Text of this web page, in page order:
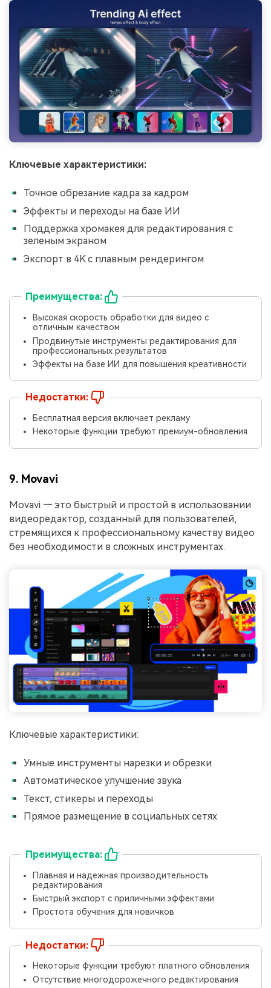
󠀰󠀰󠀰󠀰󠀰󠀰󠀰Ключевые характеристики:
Точное обрезание кадра за кадром
Эффекты и переходы на базе ИИ
Поддержка хромакея для редактирования с
зеленым экраном
Экспорт в 4K с плавным рендерингом
Преимущества:
Высокая скорость обработки для видео с
отличным качеством
Продвинутые инструменты редактирования для
профессиональных результатов
Эффекты на базе ИИ для повышения креативности
Недостатки:
󠀰Бесплатная версия включает рекламу󠀲󠀡󠀩󠀤󠀳
Некоторые функции требуют премиум-обновления
9. Movavi
Movavi — это быстрый и простой в использовании
видеоредактор, созданный для пользователей,
стремящихся к профессиональному качеству видео
без необходимости в сложных инструментах.
󠀰󠀰󠀰󠀰󠀰Ключевые характеристики:
Умные инструменты нарезки и обрезки
Автоматическое улучшение звука
Текст, стикеры и переходы
Прямое размещение в социальных сетях
Преимущества:
Плавная и надежная производительность
редактирования
Быстрый экспорт с приличными эффектами
Простота обучения для новичков
Недостатки:
Некоторые функции требуют платного обновления
Отсутствие многодорожечного редактирования